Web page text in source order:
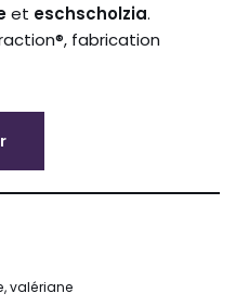
et eschscholzia.
fabrication
,valériane